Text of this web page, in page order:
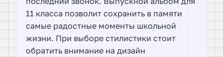
11 класса позволит сохранить в памяти
самые радостные моменты школьной
жизни. При выборе стилистики стоит
обратить внимание на дизайн